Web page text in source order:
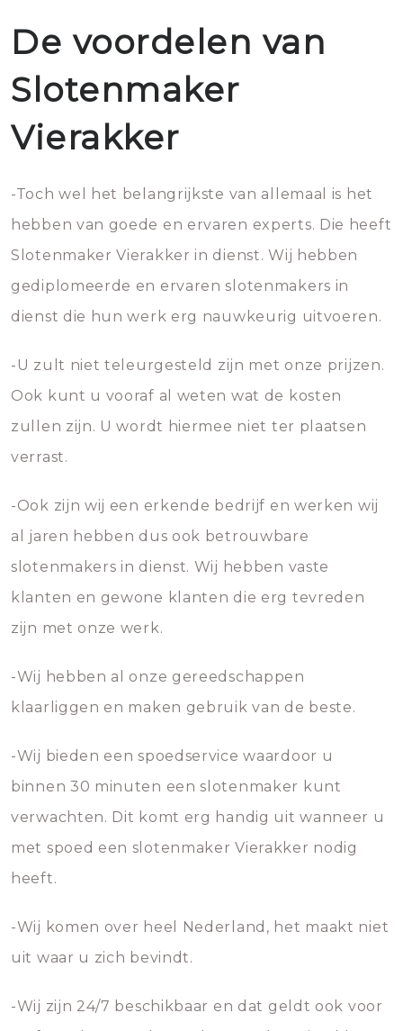
De voordelen van
Slotenmaker
Vierakker
-Toch wel het belangrijkste van allemaal is het
hebben van goede en ervaren experts. Die heeft
Slotenmaker Vierakker in dienst. Wij hebben
gediplomeerde en ervaren slotenmakers in
dienst die hun werk erg nauwkeurig uitvoeren.
-U zult niet teleurgesteld zijn met onze prijzen.
Ook kunt u vooraf al weten wat de kosten
zullen zijn. U wordt hiermee niet ter plaatsen
verrast.
-Ook zijn wij een erkende bedrijf en werken wij
al jaren hebben dus ook betrouwbare
slotenmakers in dienst. Wij hebben vaste
klanten en gewone klanten die erg tevreden
zijn met onze werk.
-Wij hebben al onze gereedschappen
klaarliggen en maken gebruik van de beste.
-Wij bieden een spoedservice waardoor u
binnen 30 minuten een slotenmaker kunt
verwachten. Dit komt erg handig uit wanneer u
met spoed een slotenmaker Vierakker nodig
heeft.
-Wij komen over heel Nederland, het maakt niet
uit waar u zich bevindt.
-Wij zijn 24/7 beschikbaar en dat geldt ook voor